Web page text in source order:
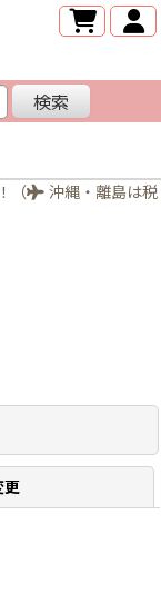
検索
（
沖縄・離島は税
更